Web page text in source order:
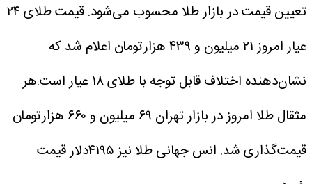
تعیین قیمت در بازار طلا محسوب می‌شود. قیمت طلای ۲۴
عیار امروز ۲۱ میلیون و ۴۳۹ هزارتومان اعلام شد که
نشان‌دهنده اختلاف قابل توجه با طلای ۱۸ عیار است.هر
مثقال طلا امروز در بازار تهران ۶۹ میلیون و ۶۶۰ هزارتومان
قیمت‌گذاری شد. انس جهانی طلا نیز ۴۱۹۵دلار قیمت